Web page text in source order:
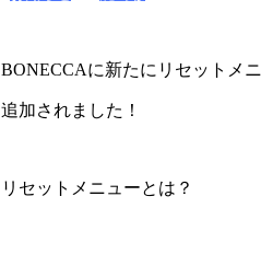
BONECCAに新たにリセットメ
追加されました！
リセットメニューとは？